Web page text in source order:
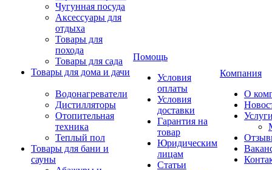
Чугунная посуда
Аксессуары для
отдыха
Товары для
похода
Товары для сада
Товары для дома и дачи
Водонагреватели
Дистилляторы
Отопительная
техника
Теплый пол
Товары для бани и
сауны
Помощь
Условия
оплаты
Условия
доставки
Гарантия на
товар
Юридическим
лицам
Статьи
Компания
О